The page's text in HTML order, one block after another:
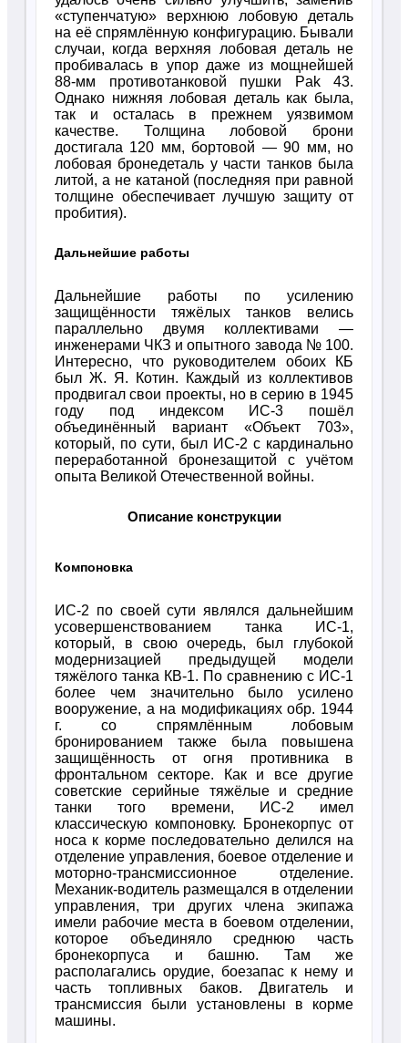
«ступенчатую» верхнюю лобовую деталь
на её спрямлённую конфигурацию. Бывали
случаи, когда верхняя лобовая деталь не
пробивалась в упор даже из мощнейшей
88-мм противотанковой пушки Pak 43.
Однако нижняя лобовая деталь как была,
так и осталась в прежнем уязвимом
качестве. Толщина лобовой брони
достигала 120 мм, бортовой — 90 мм, но
лобовая бронедеталь у части танков была
литой, а не катаной (последняя при равной
толщине обеспечивает лучшую защиту от
пробития).
Дальнейшие работы
Дальнейшие работы по усилению
защищённости тяжёлых танков велись
параллельно двумя коллективами —
инженерами ЧКЗ и опытного завода № 100.
Интересно, что руководителем обоих КБ
был Ж. Я. Котин. Каждый из коллективов
продвигал свои проекты, но в серию в 1945
году под индексом ИС-3 пошёл
объединённый вариант «Объект 703»,
который, по сути, был ИС-2 с кардинально
переработанной бронезащитой с учётом
опыта Великой Отечественной войны.
Описание конструкции
Компоновка
ИС-2 по своей сути являлся дальнейшим
усовершенствованием танка ИС-1,
который, в свою очередь, был глубокой
модернизацией предыдущей модели
тяжёлого танка КВ-1. По сравнению с ИС-1
более чем значительно было усилено
вооружение, а на модификациях обр. 1944
г. со спрямлённым лобовым
бронированием также была повышена
защищённость от огня противника в
фронтальном секторе. Как и все другие
советские серийные тяжёлые и средние
танки того времени, ИС-2 имел
классическую компоновку. Бронекорпус от
носа к корме последовательно делился на
отделение управления, боевое отделение и
моторно-трансмиссионное отделение.
Механик-водитель размещался в отделении
управления, три других члена экипажа
имели рабочие места в боевом отделении,
которое объединяло среднюю часть
бронекорпуса и башню. Там же
располагались орудие, боезапас к нему и
часть топливных баков. Двигатель и
трансмиссия были установлены в корме
машины.